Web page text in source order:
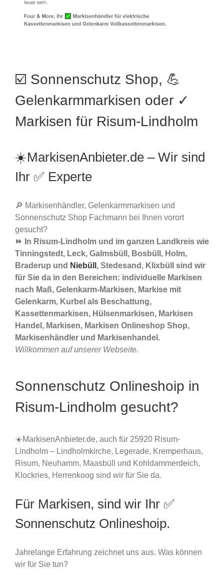
☑️ Sonnenschutz Shop, 💪
Gelenkarmmarkisen oder ✓
Markisen für Risum-Lindholm
☀️MarkisenAnbieter.de – Wir sind
Ihr ✅ Experte
🔎 Markisenhändler, Gelenkarmmarkisen und
Sonnenschutz Shop Fachmann bei Ihnen vorort
gesucht?
⏩ In Risum-Lindholm und im ganzen Landkreis wie
Tinningstedt, Leck, Galmsbüll, Bosbüll, Holm,
Braderup und Niebüll , Stedesand, Klixbüll sind wir
für Sie da in den Bereichen: individuelle Markisen
nach Maß, Gelenkarm-Markisen, Markise mit
Gelenkarm, Kurbel als Beschattung,
Kassettenmarkisen, Hülsenmarkisen, Markisen
Handel, Markisen, Markisen Onlineshop Shop,
Markisenhändler und Markisenhandel.
Willkommen auf unserer Webseite.
Sonnenschutz Onlineshoip in
Risum-Lindholm gesucht?
☀️MarkisenAnbieter.de, auch für 25920 Risum-
Lindholm – Lindholmkirche, Legerade, Kremperhaus,
Risum, Neuhamm, Maasbüll und Kohldammerdeich,
Klockries, Herrenkoog sind wir für Sie da.
Für Markisen, sind wir Ihr ✅
Sonnenschutz Onlineshoip.
Jahrelange Erfahrung zeichnet uns aus. Was können
wir für Sie tun?